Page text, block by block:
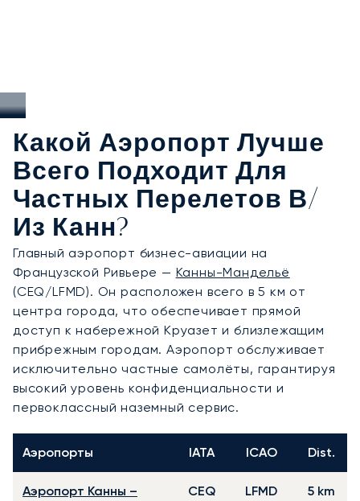
Какой Аэропорт Лучше
Всего Подходит Для
Частных Перелетов В/
Из Канн?
Главный аэропорт бизнес-авиации на
Французской Ривьере — Канны-Мандельё
(CEQ/LFMD). Он расположен всего в 5 км от
центра города, что обеспечивает прямой
доступ к набережной Круазет и близлежащим
прибрежным городам. Аэропорт обслуживает
исключительно частные самолёты, гарантируя
высокий уровень конфиденциальности и
первоклассный наземный сервис.
Аэропорты IATA ICAO Dist.
Аэропорт Канны –
CEQ LFMD 5 km